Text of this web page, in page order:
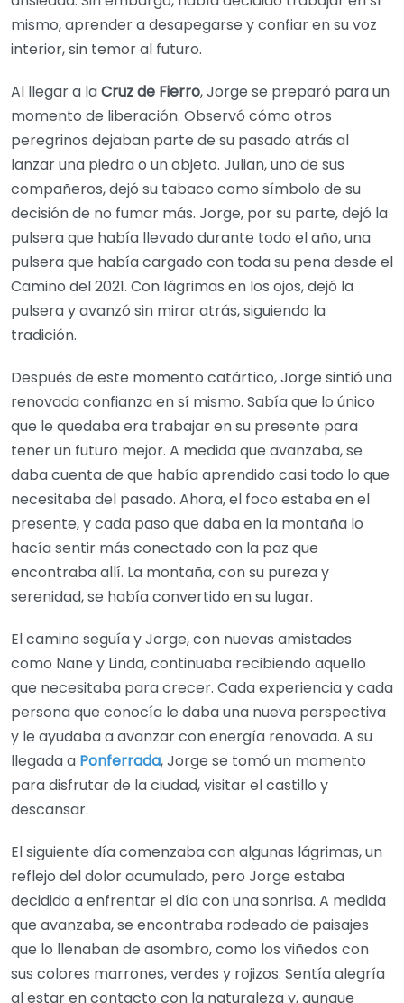
mismo, aprender a desapegarse y confiar en su voz
interior, sin temor al futuro.
Al llegar a laCruz de Fierro, Jorge se preparó para un
momento de liberación. Observó cómo otros
peregrinos dejaban parte de su pasado atrás al
lanzar una piedra o un objeto. Julian, uno de sus
compañeros, dejó su tabaco como símbolo de su
decisión de no fumar más. Jorge, por su parte, dejó la
pulsera que había llevado durante todo el año, una
pulsera que había cargado con toda su pena desde el
Camino del 2021. Con lágrimas en los ojos, dejó la
pulsera y avanzó sin mirar atrás, siguiendo la
tradición.
Después de este momento catártico, Jorge sintió una
renovada confianza en sí mismo. Sabía que lo único
que le quedaba era trabajar en su presente para
tener un futuro mejor. A medida que avanzaba, se
daba cuenta de que había aprendido casi todo lo que
necesitaba del pasado. Ahora, el foco estaba en el
presente, y cada paso que daba en la montaña lo
hacía sentir más conectado con la paz que
encontraba allí. La montaña, con su pureza y
serenidad, se había convertido en su lugar.
El camino seguía y Jorge, con nuevas amistades
como Nane y Linda, continuaba recibiendo aquello
que necesitaba para crecer. Cada experiencia y cada
persona que conocía le daba una nueva perspectiva
y le ayudaba a avanzar con energía renovada. A su
llegada a Ponferrada, Jorge se tomó un momento
para disfrutar de la ciudad, visitar el castillo y
descansar.
El siguiente día comenzaba con algunas lágrimas, un
reflejo del dolor acumulado, pero Jorge estaba
decidido a enfrentar el día con una sonrisa. A medida
que avanzaba, se encontraba rodeado de paisajes
que lo llenaban de asombro, como los viñedos con
sus colores marrones, verdes y rojizos. Sentía alegría
al estar en contacto con la naturaleza y, aunque